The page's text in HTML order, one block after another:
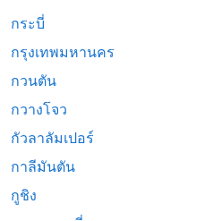
กระบี่
กรุงเทพมหานคร
กวนตัน
กวางโจว
กัวลาลัมเปอร์
กาลีมันตัน
กูชิง